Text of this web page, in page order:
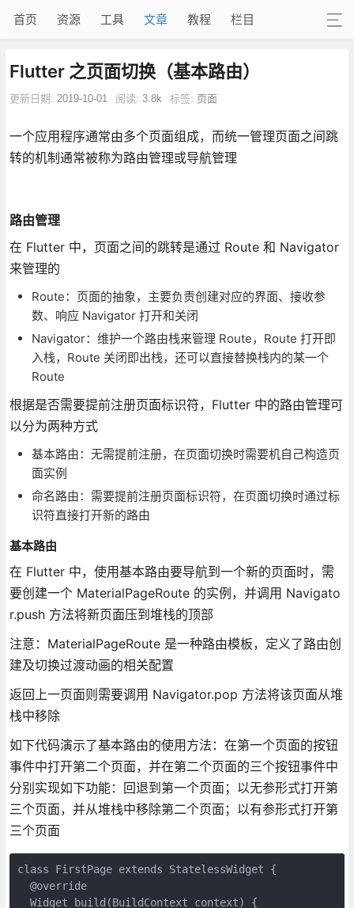
首页 资源 工具 文章 教程 栏目
Flutter 之页面切换（基本路由）
更新日期: 2019-10-01 阅读: 3.8k 标签: 页面
一个应用程序通常由多个页面组成，而统一管理页面之间跳
转的机制通常被称为路由管理或导航管理
路由管理
在 Flutter 中，页面之间的跳转是通过 Route 和 Navigator
来管理的
Route：页面的抽象，主要负责创建对应的界面、接收参
数、响应 Navigator 打开和关闭
Navigator：维护一个路由栈来管理 Route，Route 打开即
入栈，Route 关闭即出栈，还可以直接替换栈内的某一个
Route
根据是否需要提前注册页面标识符，Flutter 中的路由管理可
以分为两种方式
基本路由：无需提前注册，在页面切换时需要机自己构造页
面实例
命名路由：需要提前注册页面标识符，在页面切换时通过标
识符直接打开新的路由
基本路由
在 Flutter 中，使用基本路由要导航到一个新的页面时，需
要创建一个 MaterialPageRoute 的实例，并调用 Navigato
r.push 方法将新页面压到堆栈的顶部
注意：MaterialPageRoute 是一种路由模板，定义了路由创
建及切换过渡动画的相关配置
返回上一页面则需要调用 Navigator.pop 方法将该页面从堆
栈中移除
如下代码演示了基本路由的使用方法：在第一个页面的按钮
事件中打开第二个页面，并在第二个页面的三个按钮事件中
分别实现如下功能：回退到第一个页面；以无参形式打开第
三个页面，并从堆栈中移除第二个页面；以有参形式打开第
三个页面
class FirstPage extends StatelessWidget {
  @override
  Widget build(BuildContext context) {